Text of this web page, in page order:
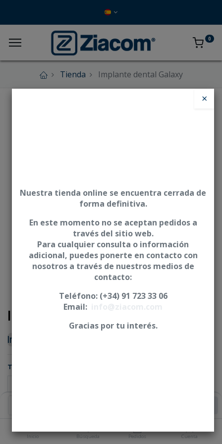
Inicio Búsqueda Pedidos Cuenta
0
Tienda Implante dental Galaxy
Implante dental Galaxy
Iniciar sesión
TRATAMIENTO
×
Nuestra tienda online se encuentra cerrada de
forma definitiva.
En este momento no se aceptan pedidos a
través del sitio web.
Para cualquier consulta o información
adicional, puedes ponerte en contacto con
nosotros a través de nuestros medios de
contacto:
Teléfono: (+34) 91 723 33 06
Email:
Gracias por tu interés.